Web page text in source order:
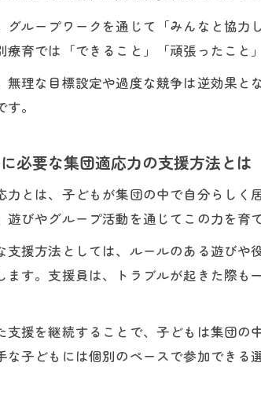
グループワークを通じて「みんなと協力
療育では「できること」「頑張ったこと
無理な目標設定や過度な競争は逆効果
。
必要な集団適応力の支援方法とは
力とは、子どもが集団の中で自分らし
遊びやグループ活動を通じてこの力を育
支援方法としては、ルールのある遊び
ます。支援員は、トラブルが起きた際
支援を継続することで、子どもは集団
な子どもには個別のペースで参加できる